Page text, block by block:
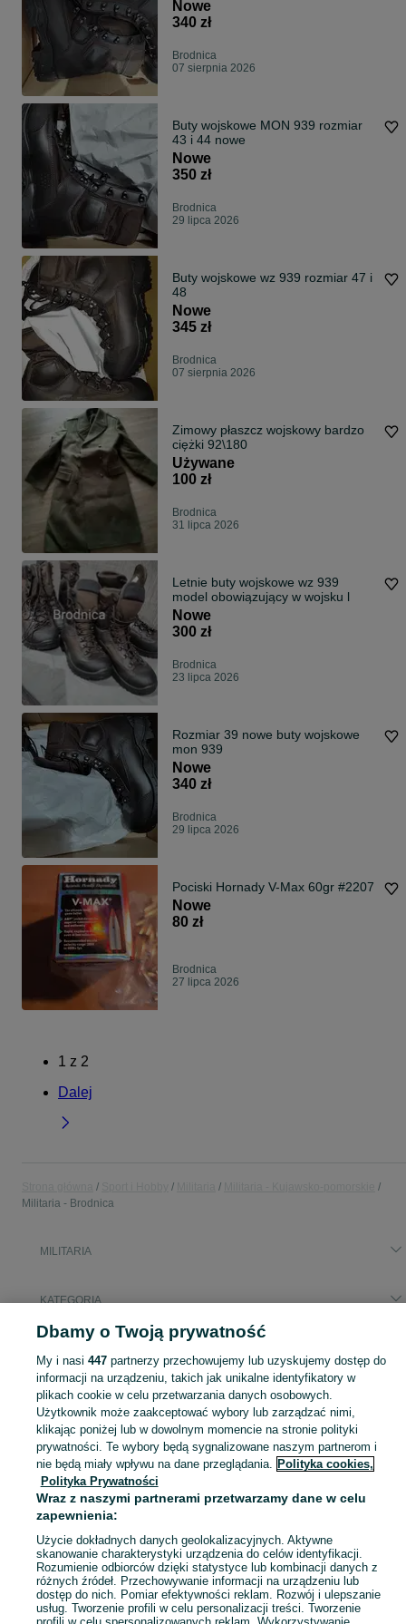
Nowe
340 zł
Brodnica
07 sierpnia 2026
Buty wojskowe MON 939 rozmiar
43 i 44 nowe
Nowe
350 zł
Brodnica
29 lipca 2026
Buty wojskowe wz 939 rozmiar 47 i
48
Nowe
345 zł
Brodnica
07 sierpnia 2026
Zimowy płaszcz wojskowy bardzo
ciężki 92\180
Używane
100 zł
Brodnica
31 lipca 2026
Letnie buty wojskowe wz 939
model obowiązujący w wojsku l
Nowe
300 zł
Brodnica
23 lipca 2026
Rozmiar 39 nowe buty wojskowe
mon 939
Nowe
340 zł
Brodnica
29 lipca 2026
Pociski Hornady V-Max 60gr #2207
Nowe
80 zł
Brodnica
27 lipca 2026
1 z 2
Dalej
Militaria - Brodnica
MILITARIA
KATEGORIA
Popularne wyszukiwania
golebie
Sprzedaż militariów Brodnica ▶️ Aktualne oferty nowe i używane ✅ Szeroki wybór produktów w atrakcyjnych cenach ✌ Przeglądaj ogłoszenia na OLX.pl! Zobacz
Mapa kategorii
Mapa miejscowości
Mapa ministron
Popularne wyszukiwania
Dbamy o Twoją prywatność
My i nasi 447partnerzy przechowujemy lub uzyskujemy dostęp do
informacji na urządzeniu, takich jak unikalne identyfikatory w
plikach cookie w celu przetwarzania danych osobowych.
Użytkownik może zaakceptować wybory lub zarządzać nimi,
klikając poniżej lub w dowolnym momencie na stronie polityki
prywatności. Te wybory będą sygnalizowane naszym partnerom i
nie będą miały wpływu na dane przeglądania. Polityka cookies,
Polityka Prywatności
Wraz z naszymi partnerami przetwarzamy dane w celu
zapewnienia:
Użycie dokładnych danych geolokalizacyjnych. Aktywne
skanowanie charakterystyki urządzenia do celów identyfikacji.
Rozumienie odbiorców dzięki statystyce lub kombinacji danych z
różnych źródeł. Przechowywanie informacji na urządzeniu lub
dostęp do nich. Pomiar efektywności reklam. Rozwój i ulepszanie
usług. Tworzenie profili w celu personalizacji treści. Tworzenie